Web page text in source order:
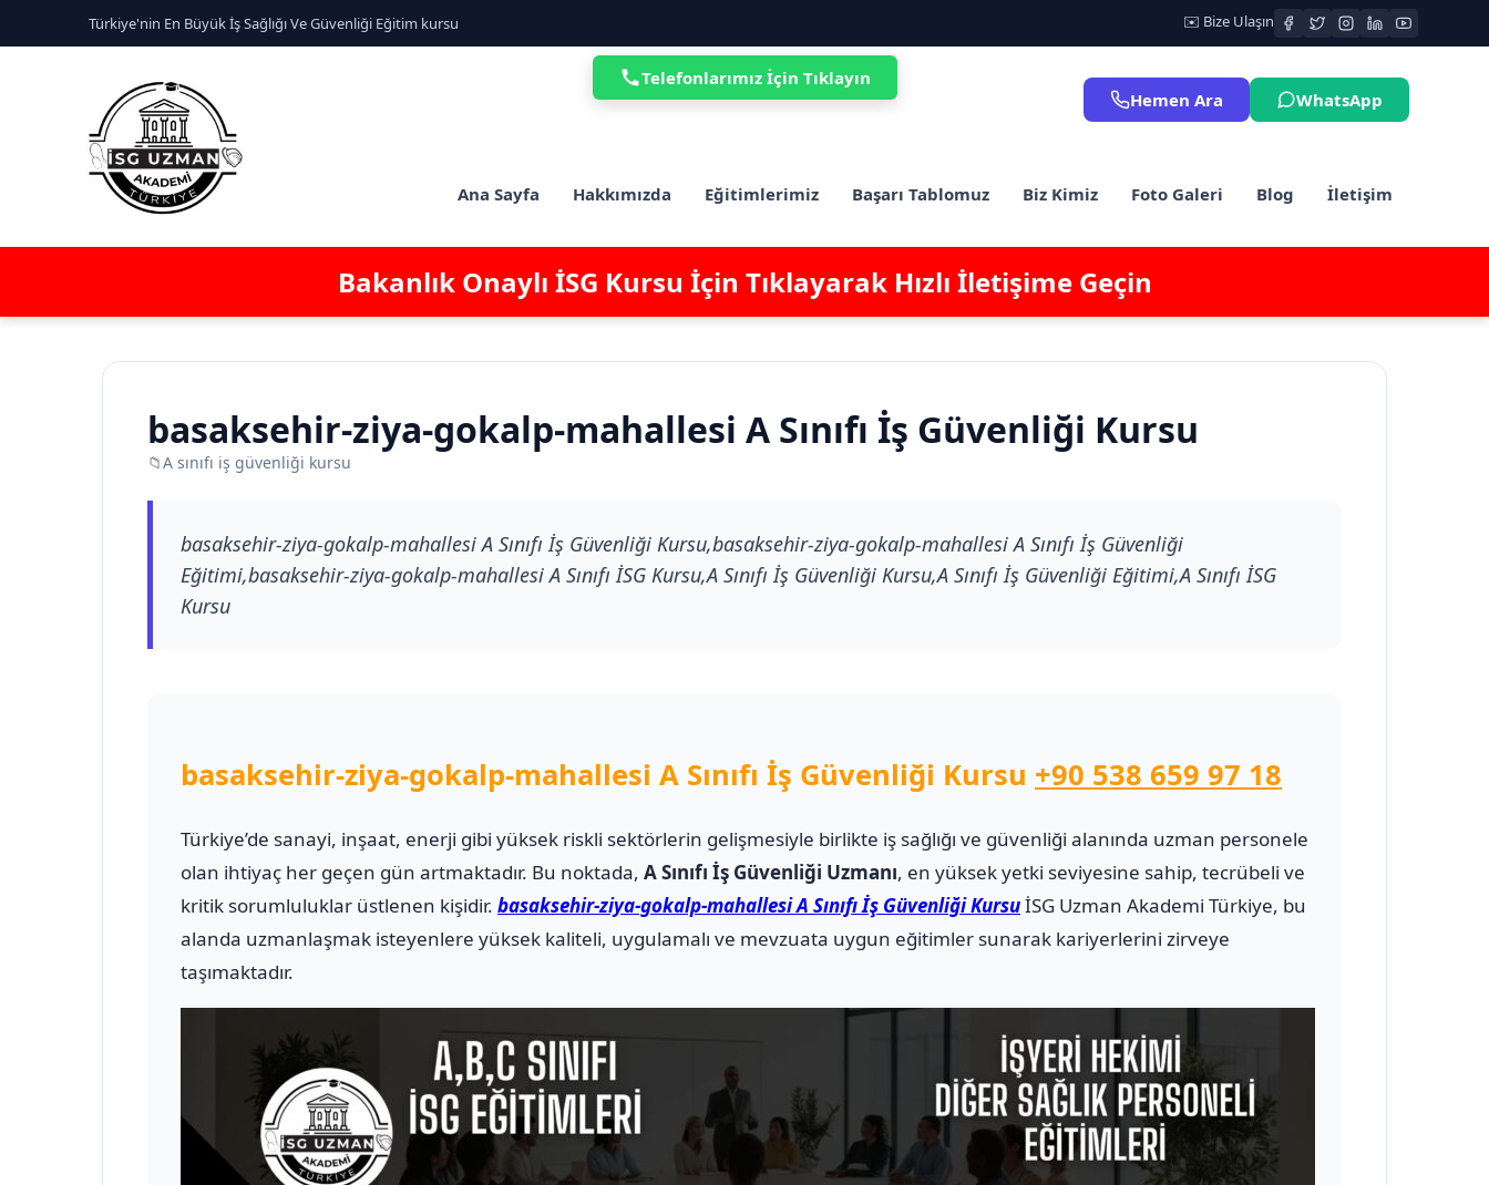
Türkiye'nin En Büyük İş Sağlığı Ve Güvenliği Eğitim kursu ✉️ Bize Ulaşın
Ana Sayfa Hakkımızda Eğitimlerimiz Başarı Tablomuz Biz Kimiz Foto Galeri Blog İletişim
Hemen Ara WhatsApp
Bakanlık Onaylı İSG Kursu İçin Tıklayarak Hızlı İletişime Geçin
basaksehir-ziya-gokalp-mahallesi A Sınıfı İş Güvenliği Kursu
📁A sınıfı iş güvenliği kursu
basaksehir-ziya-gokalp-mahallesi A Sınıfı İş Güvenliği Kursu,basaksehir-ziya-gokalp-mahallesi A Sınıfı İş Güvenliği
Eğitimi,basaksehir-ziya-gokalp-mahallesi A Sınıfı İSG Kursu,A Sınıfı İş Güvenliği Kursu,A Sınıfı İş Güvenliği Eğitimi,A Sınıfı İSG
Kursu
basaksehir-ziya-gokalp-mahallesi A Sınıfı İş Güvenliği Kursu +90 538 659 97 18
Türkiye’de sanayi, inşaat, enerji gibi yüksek riskli sektörlerin gelişmesiyle birlikte iş sağlığı ve güvenliği alanında uzman personele
olan ihtiyaç her geçen gün artmaktadır. Bu noktada, A Sınıfı İş Güvenliği Uzmanı, en yüksek yetki seviyesine sahip, tecrübeli ve
kritik sorumluluklar üstlenen kişidir. basaksehir-ziya-gokalp-mahallesi A Sınıfı İş Güvenliği KursuİSG Uzman Akademi Türkiye, bu
alanda uzmanlaşmak isteyenlere yüksek kaliteli, uygulamalı ve mevzuata uygun eğitimler sunarak kariyerlerini zirveye
taşımaktadır.
Telefonlarımız İçin Tıklayın